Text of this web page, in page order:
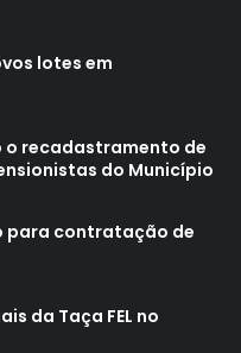
lotes em
o recadastramento de
do Município
para contratação de
da Taça FEL no